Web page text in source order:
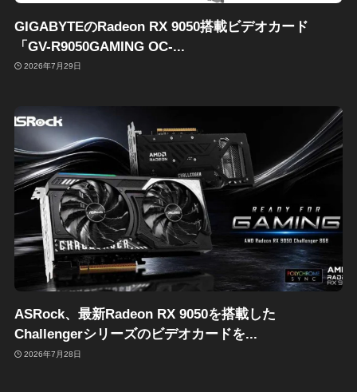
GIGABYTEのRadeon RX 9050搭載ビデオカード
「GV-R9050GAMING OC-...
2026年7月29日
ASRock、最新Radeon RX 9050を搭載した
Challengerシリーズのビデオカードを...
2026年7月28日